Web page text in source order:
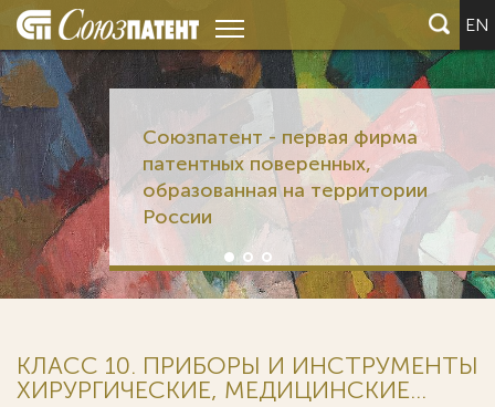
EN
Союзпатент - первая фирма
патентных поверенных,
образованная на территории
России
КЛАСС 10. ПРИБОРЫ И ИНСТРУМЕНТЫ
ХИРУРГИЧЕСКИЕ, МЕДИЦИНСКИЕ...